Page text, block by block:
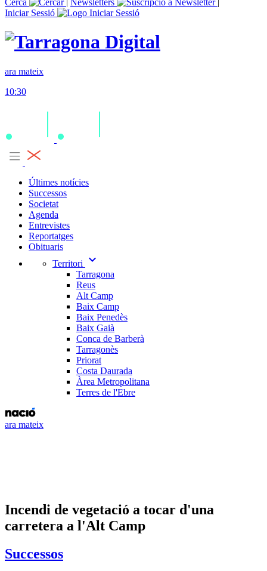
Cerca
| Newsletters
|
Iniciar Sessió
ara mateix
10:30
Últimes notícies
Successos
Societat
Agenda
Entrevistes
Reportatges
Obituaris
Territori
expand_more
Tarragona
Reus
Alt Camp
Baix Camp
Baix Penedès
Baix Gaià
Conca de Barberà
Tarragonès
Priorat
Costa Daurada
Àrea Metropolitana
Terres de l'Ebre
ara mateix
Incendi de vegetació a tocar d'una
carretera a l'Alt Camp
Successos